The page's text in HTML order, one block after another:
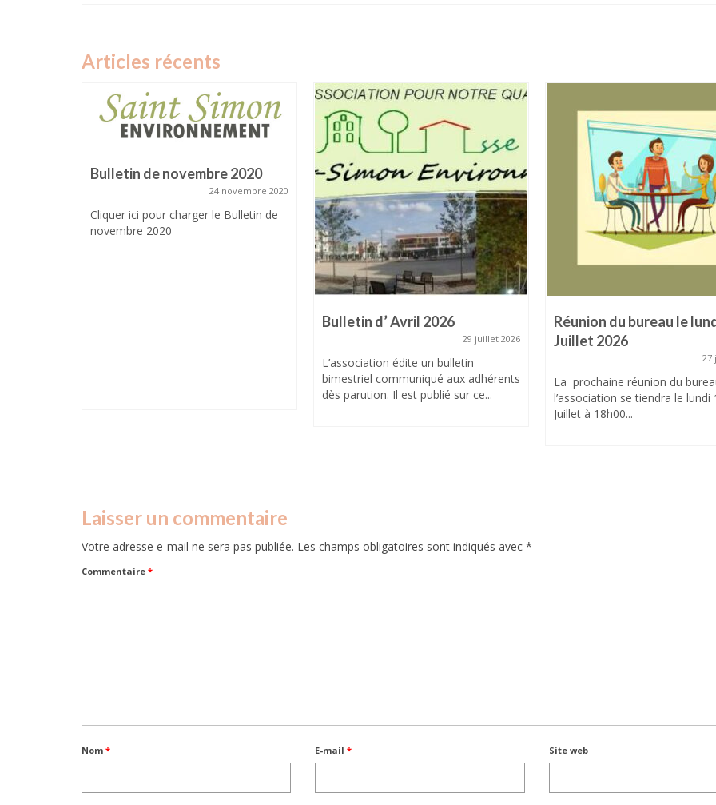
Articles récents
Bulletin de novembre 2020
24 novembre 2020
Cliquer ici pour charger le Bulletin de
novembre 2020
Bulletin d’ Avril 2026
29 juillet 2026
L’association édite un bulletin
bimestriel communiqué aux adhérents
dès parution. Il est publié sur ce...
Réunion du bureau le
Juillet 2026
27
La prochaine réunion du
l’association se tiendra le lundi
Juillet à 18h00...
Laisser un commentaire
Votre adresse e-mail ne sera pas publiée. Les champs obligatoires sont indiqués avec *
Commentaire *
Nom * E-mail* Site web